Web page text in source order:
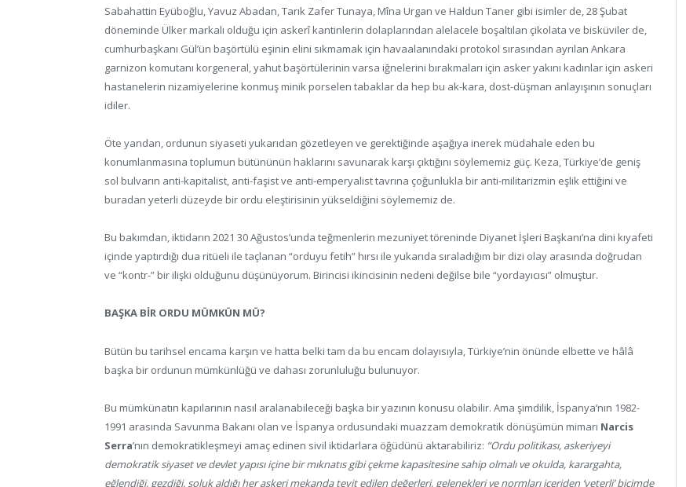
Sabahattin Eyüboğlu, Yavuz Abadan, Tarık Zafer Tunaya, Mîna Urgan ve Haldun Taner gibi isimler de, 28 Şubat
döneminde Ülker markalı olduğu için askerî kantinlerin dolaplarından alelacele boşaltılan çikolata ve bisküviler de,
cumhurbaşkanı Gül’ün başörtülü eşinin elini sıkmamak için havaalanındaki protokol sırasından ayrılan Ankara
garnizon komutanı korgeneral, yahut başörtülerinin varsa iğnelerini bırakmaları için asker yakını kadınlar için askeri
hastanelerin nizamiyelerine konmuş minik porselen tabaklar da hep bu ak-kara, dost-düşman anlayışının sonuçları
idiler.
Öte yandan, ordunun siyaseti yukarıdan gözetleyen ve gerektiğinde aşağıya inerek müdahale eden bu
konumlanmasına toplumun bütününün haklarını savunarak karşı çıktığını söylememiz güç. Keza, Türkiye’de geniş
sol bulvarın anti-kapitalist, anti-faşist ve anti-emperyalist tavrına çoğunlukla bir anti-militarizmin eşlik ettiğini ve
buradan yeterli düzeyde bir ordu eleştirisinin yükseldiğini söylememiz de.
Bu bakımdan, iktidarın 2021 30 Ağustos’unda teğmenlerin mezuniyet töreninde Diyanet İşleri Başkanı’na dini kıyafeti
içinde yaptırdığı dua ritüeli ile taçlanan “orduyu fetih” hırsı ile yukarıda sıraladığım bir dizi olay arasında doğrudan
ve “kontr-” bir ilişki olduğunu düşünüyorum. Birincisi ikincisinin nedeni değilse bile “yordayıcısı” olmuştur.
BAŞKA BİR ORDU MÜMKÜN MÜ?
Bütün bu tarihsel encama karşın ve hatta belki tam da bu encam dolayısıyla, Türkiye’nin önünde elbette ve hâlâ
başka bir ordunun mümkünlüğü ve dahası zorunluluğu bulunuyor.
Bu mümkünatın kapılarının nasıl aralanabileceği başka bir yazının konusu olabilir. Ama şimdilik, İspanya’nın 1982-
1991 arasında Savunma Bakanı olan ve İspanya ordusundaki muazzam demokratik dönüşümün mimarı Narcis
Serra’nın demokratikleşmeyi amaç edinen sivil iktidarlara öğüdünü aktarabiliriz: “Ordu politikası, askeriyeyi
demokratik siyaset ve devlet yapısı içine bir mıknatıs gibi çekme kapasitesine sahip olmalı ve okulda, karargahta,
eğlendiği, gezdiği, soluk aldığı her askeri mekanda teyit edilen değerleri, gelenekleri ve normları içeriden ‘yeterli’ biçimde